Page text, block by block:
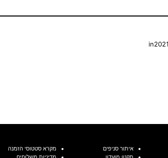
in
איתור סניפים
מקרא סטטוסי הזמנה